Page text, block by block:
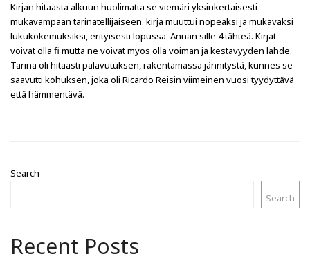
Kirjan hitaasta alkuun huolimatta se viemäri yksinkertaisesti
mukavampaan tarinatellijaiseen. kirja muuttui nopeaksi ja mukavaksi
lukukokemuksiksi, erityisesti lopussa. Annan sille 4 tähteä. Kirjat
voivat olla fi mutta ne voivat myös olla voiman ja kestävyyden lähde.
Tarina oli hitaasti palavutuksen, rakentamassa jännitystä, kunnes se
saavutti kohuksen, joka oli Ricardo Reisin viimeinen vuosi tyydyttävä
että hämmentävä.
Search
Search
Recent Posts